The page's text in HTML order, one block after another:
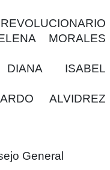
MORALES
ISABEL
ALVIDREZ
General